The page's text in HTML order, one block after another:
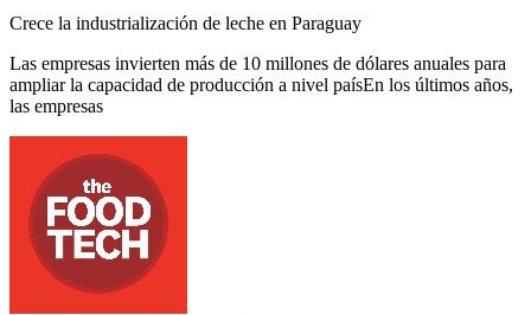
Crece la industrialización de leche en Paraguay
Las empresas invierten más de 10 millones de dólares anuales para
ampliar la capacidad de producción a nivel paísEn los últimos años,
las empresas